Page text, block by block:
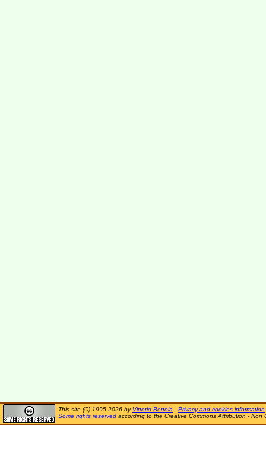
This site (C) 1995-2026 by Vittorio Bertola - Privacy and cookies information
Some rights reserved according to the Creative Commons Attribution - Non